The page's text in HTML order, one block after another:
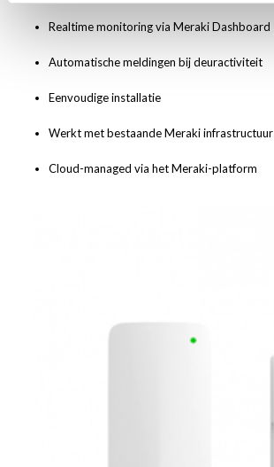
Realtime monitoring via Meraki Dashboard
Automatische meldingen bij deuractiviteit
Eenvoudige installatie
Werkt met bestaande Meraki infrastructuur
Cloud-managed via het Meraki-platform